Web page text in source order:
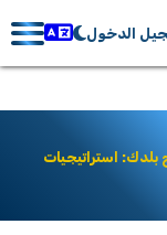
الدخول
استراتيجيات